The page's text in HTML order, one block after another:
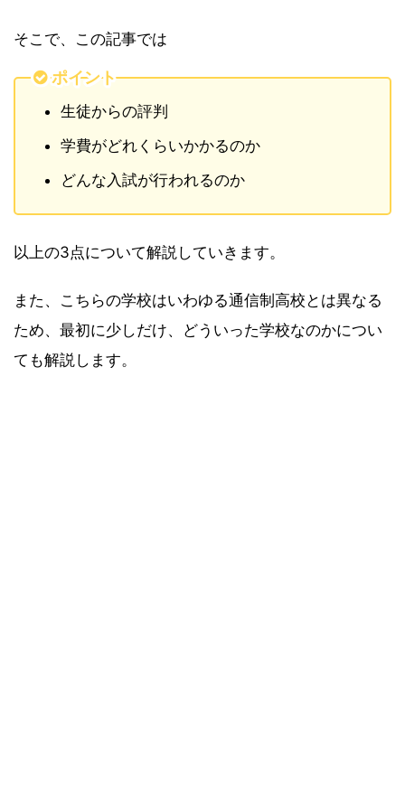
そこで、この記事では
ポイント
生徒からの評判
学費がどれくらいかかるのか
どんな入試が行われるのか
以上の3点について解説していきます。
また、こちらの学校はいわゆる通信制高校とは異なる
ため、最初に少しだけ、どういった学校なのかについ
ても解説します。